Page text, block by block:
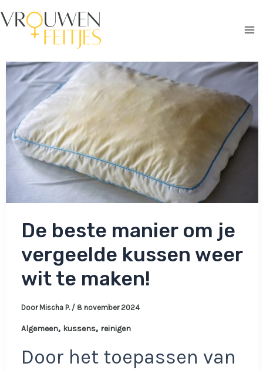
naar
De beste manier om je
vergeelde kussen weer
wit te maken!
Door Mischa P. / 8 november 2024
Algemeen, kussens, reinigen
Door het toepassen van